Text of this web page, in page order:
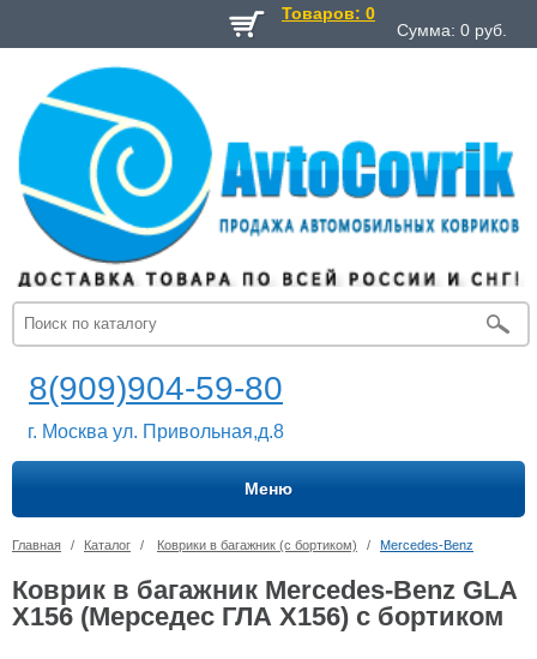
Товаров: 0
Сумма: 0 руб.
8(909)904-59-80
г. Москва ул. Привольная,д.8
Меню
Главная / Каталог / Коврики в багажник (с бортиком) / Mercedes-Benz
Коврик в багажник Mercedes-Benz GLA
X156 (Мерседес ГЛА Х156) с бортиком